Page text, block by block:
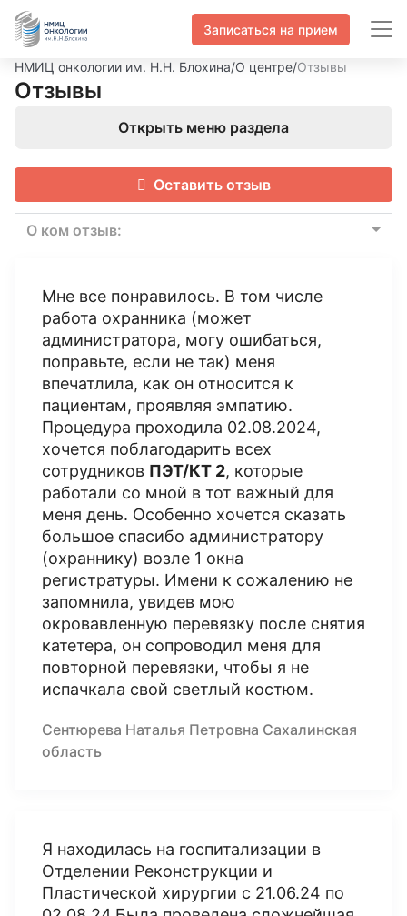
Записаться на прием
НМИЦ онкологии им. Н.Н. Блохина/О центре/Отзывы
Отзывы
Открыть меню раздела
Оставить отзыв
О ком отзыв:
Мне все понравилось. В том числе
работа охранника (может
администратора, могу ошибаться,
поправьте, если не так) меня
впечатлила, как он относится к
пациентам, проявляя эмпатию.
Процедура проходила 02.08.2024,
хочется поблагодарить всех
сотрудников ПЭТ/КТ 2, которые
работали со мной в тот важный для
меня день. Особенно хочется сказать
большое спасибо администратору
(охраннику) возле 1 окна
регистратуры. Имени к сожалению не
запомнила, увидев мою
окровавленную перевязку после снятия
катетера, он сопроводил меня для
повторной перевязки, чтобы я не
испачкала свой светлый костюм.
Сентюрева Наталья Петровна Сахалинская
область
Я находилась на госпитализации в
Отделении Реконструкции и
Пластической хирургии с 21.06.24 по